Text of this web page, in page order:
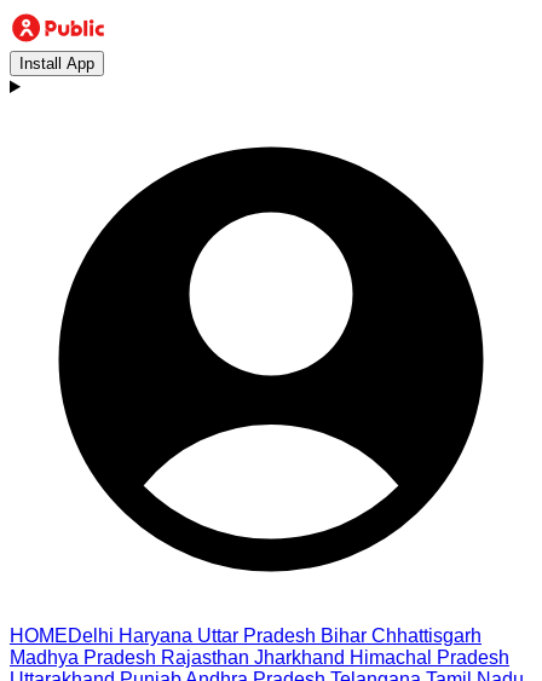
Install App
HOMEDelhi Haryana Uttar Pradesh Bihar Chhattisgarh
Madhya Pradesh Rajasthan Jharkhand Himachal Pradesh